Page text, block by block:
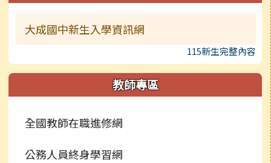
大成國中新生入學資訊網
115新生完整內容
教師專區
全國教師在職進修網
公務人員終身學習網